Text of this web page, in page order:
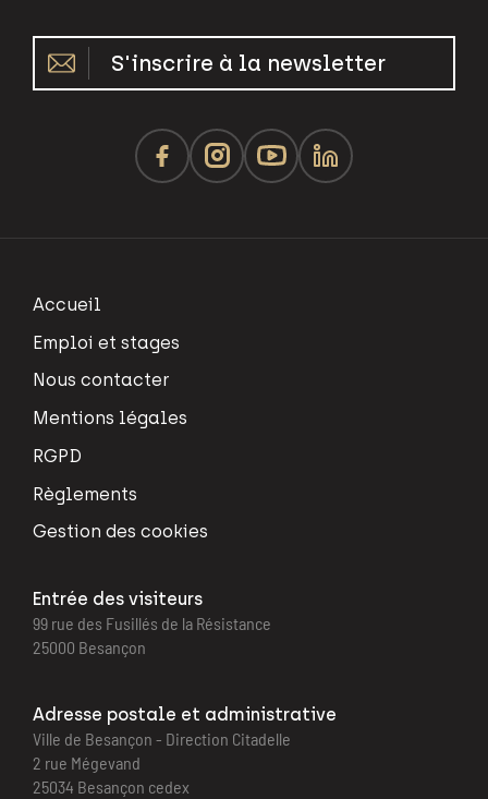
S'inscrire à la newsletter
Accueil
Emploi et stages
Nous contacter
Mentions légales
RGPD
Règlements
Gestion des cookies
Entrée des visiteurs
99 rue des Fusillés de la Résistance
25000 Besançon
Adresse postale et administrative
Ville de Besançon - Direction Citadelle
2 rue Mégevand
25034 Besançon cedex